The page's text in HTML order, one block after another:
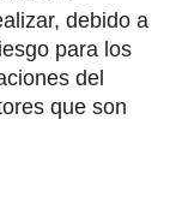
debido a
para los
del
que son